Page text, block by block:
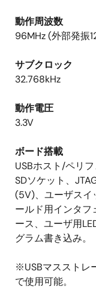
動作周波数
96MHz (外部発振
サブクロック
32.768kHz
動作電圧
3.3V
ボード搭載
USBホスト/ペリ
SDソケット、
(5V)、ユーザスイ
ールド用インタフ
ース、ユーザ用
グラム書き込み。
※USBマスストレ
で使用可能。